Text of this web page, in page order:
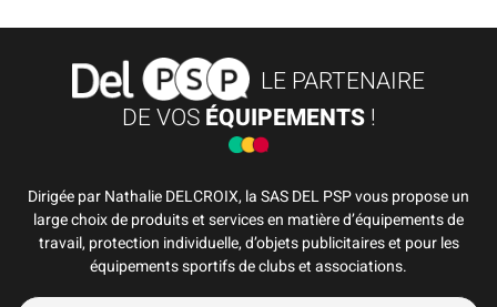
LE PARTENAIRE
DE VOSÉQUIPEMENTS!
Dirigée par Nathalie DELCROIX, la SAS DEL PSP vous propose un
large choix de produits et services en matière d’équipements de
travail, protection individuelle, d’objets publicitaires et pour les
équipements sportifs de clubs et associations.